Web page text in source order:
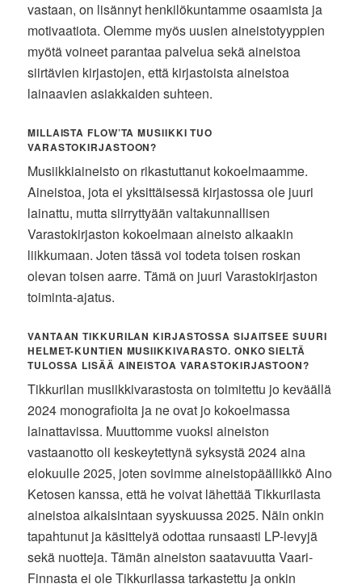
vastaan, on lisännyt henkilökuntamme osaamista ja
motivaatiota. Olemme myös uusien aineistotyyppien
myötä voineet parantaa palvelua sekä aineistoa
siirtävien kirjastojen, että kirjastoista aineistoa
lainaavien asiakkaiden suhteen.
MILLAISTA FLOW’TA MUSIIKKI TUO
VARASTOKIRJASTOON?
Musiikkiaineisto on rikastuttanut kokoelmaamme.
Aineistoa, jota ei yksittäisessä kirjastossa ole juuri
lainattu, mutta siirryttyään valtakunnallisen
Varastokirjaston kokoelmaan aineisto alkaakin
liikkumaan. Joten tässä voi todeta toisen roskan
olevan toisen aarre. Tämä on juuri Varastokirjaston
toiminta-ajatus.
VANTAAN TIKKURILAN KIRJASTOSSA SIJAITSEE SUURI
HELMET-KUNTIEN MUSIIKKIVARASTO. ONKO SIELTÄ
TULOSSA LISÄÄ AINEISTOA VARASTOKIRJASTOON?
Tikkurilan musiikkivarastosta on toimitettu jo keväällä
2024 monografioita ja ne ovat jo kokoelmassa
lainattavissa. Muuttomme vuoksi aineiston
vastaanotto oli keskeytettynä syksystä 2024 aina
elokuulle 2025, joten sovimme aineistopäällikkö Aino
Ketosen kanssa, että he voivat lähettää Tikkurilasta
aineistoa aikaisintaan syyskuussa 2025. Näin onkin
tapahtunut ja käsittelyä odottaa runsaasti LP-levyjä
sekä nuotteja. Tämän aineiston saatavuutta Vaari-
Finnasta ei ole Tikkurilassa tarkastettu ja onkin